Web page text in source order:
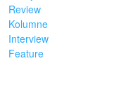
Review
Kolumne
Interview
Feature